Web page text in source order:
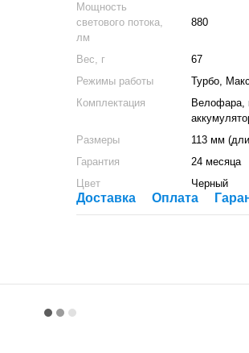
Мощность
светового потока,
лм
880
Вес, г
67
Режимы работы
Турбо,
Комплектация
Велофара,
Размеры
113 мм
Гарантия
24 месяца
Цвет
Черный
Доставка Оплата